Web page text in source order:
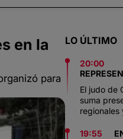
en la
para
LO ÚLTIMO
20:00
El judo de
suma
regionales
19:55